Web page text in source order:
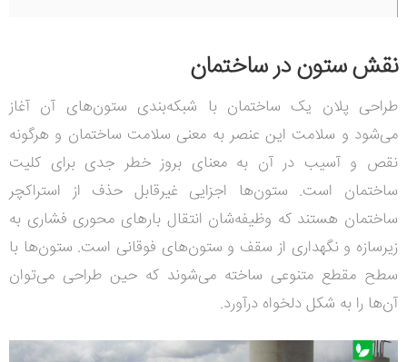
نقش ستون در ساختمان
طراحی پلان یک ساختمان با شبکه‌بندی ستون‌های آن آغاز
می‌شود و سلامت این عنصر به معنی سلامت ساختمان و هرگونه
نقص و آسیب در آن به معنای بروز خطر جدی برای کلیت
ساختمان است. ستون‌ها اجزایی غیرقابل حذف از استراکچر
ساختمان هستند که وظیفه‌شان انتقال بارهای محوری فشاری به
زیرسازه و نگهداری از سقف و ستون‌های فوقانی است. ستون‌ها با
سطح مقطع متنوعی ساخته می‌شوند که حین طراحی می‌توان
آن‌ها را به شکل دلخواه درآورد.